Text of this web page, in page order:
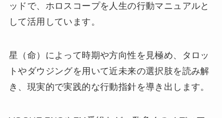
ッドで、ホロスコープを人生の行動マニュアルと
して活用しています。
星（命）によって時期や方向性を見極め、タロッ
トやダウジングを用いて近未来の選択肢を読み解
き、現実的で実践的な行動指針を導き出します。